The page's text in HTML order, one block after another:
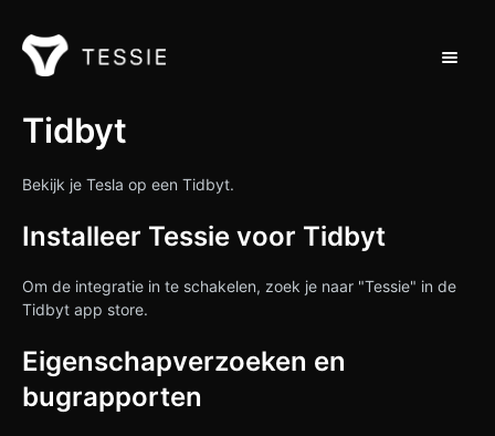
Neem contact op met
Tidbyt
Bekijk je Tesla op een Tidbyt.
Installeer Tessie voor Tidbyt
Om de integratie in te schakelen, zoek je naar "Tessie" in de
Tidbyt app store.
Eigenschapverzoeken en
bugrapporten